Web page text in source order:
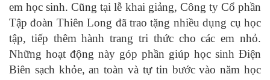
em học sinh. Cũng tại lễ khai giảng, Công ty Cổ phần
Tập đoàn Thiên Long đã trao tặng nhiều dụng cụ học
tập, tiếp thêm hành trang tri thức cho các em nhỏ.
Những hoạt động này góp phần giúp học sinh Điện
Biên sạch khỏe, an toàn và tự tin bước vào năm học